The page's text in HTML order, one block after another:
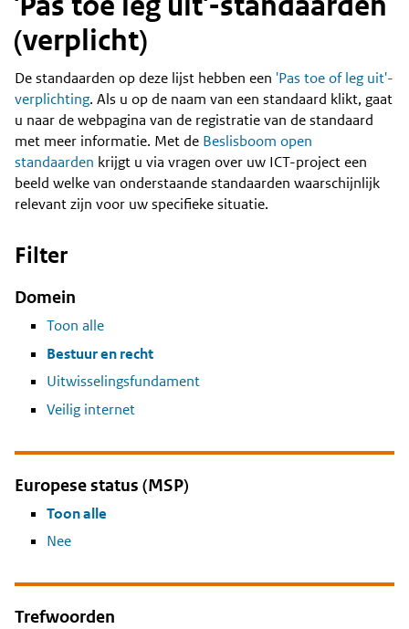
(verplicht)
Content
De standaarden op deze lijst hebben een 'Pas toe of leg uit'-
verplichting. Als u op de naam van een standaard klikt, gaat
u naar de webpagina van de registratie van de standaard
met meer informatie. Met de Beslisboom open
standaarden krijgt u via vragen over uw ICT-project een
beeld welke van onderstaande standaarden waarschijnlijk
relevant zijn voor uw specifieke situatie.
Filter
Domein
Toon alle
Bestuur en recht
Uitwisselingsfundament
Veilig internet
Europese status (MSP)
Toon alle
Nee
Trefwoorden